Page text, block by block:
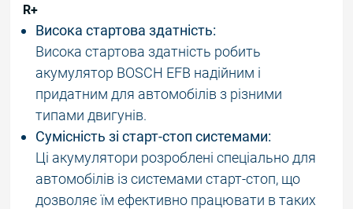
R+
Висока стартова здатність:
Висока стартова здатність робить
акумулятор BOSCH EFB надійним і
придатним для автомобілів з різними
типами двигунів.
Сумісність зі старт-стоп системами:
Ці акумулятори розроблені спеціально для
автомобілів із системами старт-стоп, що
дозволяє їм ефективно працювати в таких